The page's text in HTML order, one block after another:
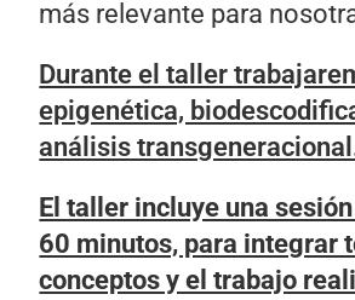
más relevante para
Durante el taller
epigenética,
análisis
El taller incluye una
60 minutos, para integrar
conceptos y el trabajo